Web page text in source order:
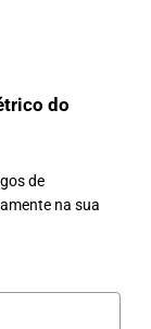
do
de
na sua